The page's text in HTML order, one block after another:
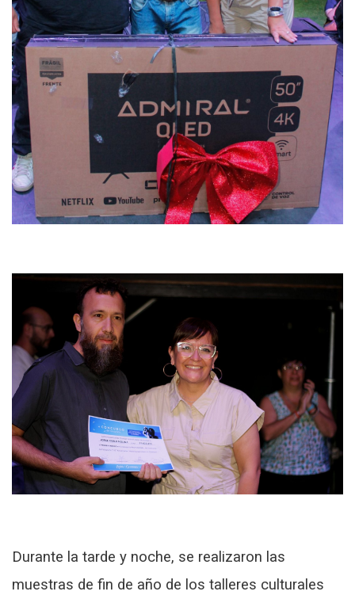
Durante la tarde y noche, se realizaron las
muestras de fin de año de los talleres culturales